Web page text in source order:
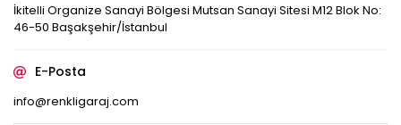
İkitelli Organize Sanayi Bölgesi Mutsan Sanayi Sitesi M12 Blok No:
46-50 Başakşehir/İstanbul
E-Posta
info@renkligaraj.com